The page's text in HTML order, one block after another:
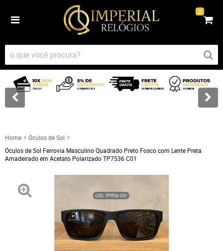
0
Home
Óculos de Sol
Óculos de Sol Ferrovia Masculino Quadrado Preto Fosco com Lente Preta
Amadeirado em Acetato Polarizado TP7536 C01